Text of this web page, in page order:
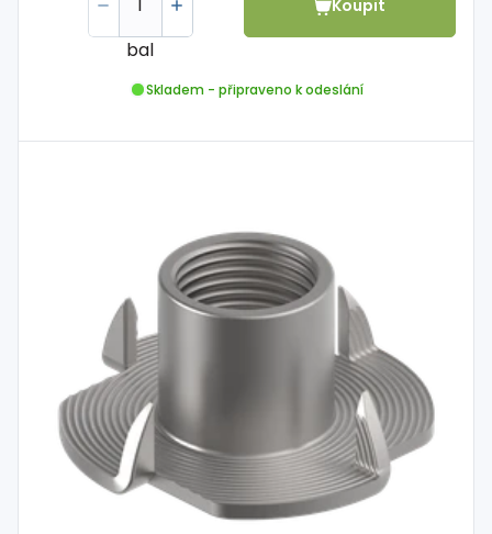
bal
Koupit
Skladem - připraveno k odeslání